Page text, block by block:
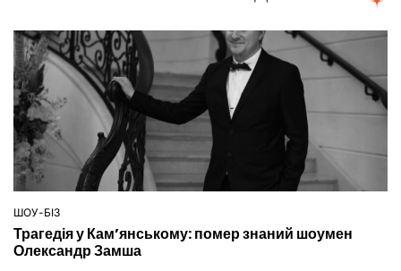
ОПУБЛІКУВАТИ
ШОУ-БІЗ
Трагедія у Кам’янському: помер знаний шоумен
Олександр Замша